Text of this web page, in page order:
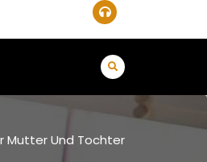
Mutter Und Tochter